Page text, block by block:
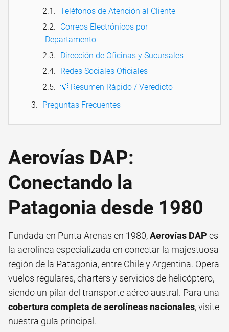
Teléfonos de Atención al Cliente
Correos Electrónicos por
Departamento
Dirección de Oficinas y Sucursales
Redes Sociales Oficiales
💡 Resumen Rápido / Veredicto
Preguntas Frecuentes
Aerovías DAP:
Conectando la
Patagonia desde 1980
Fundada en Punta Arenas en 1980,Aerovías DAP es
la aerolínea especializada en conectar la majestuosa
región de la Patagonia, entre Chile y Argentina. Opera
vuelos regulares, charters y servicios de helicóptero,
siendo un pilar del transporte aéreo austral. Para una
cobertura completa de aerolíneas nacionales, visite
nuestra guía principal.